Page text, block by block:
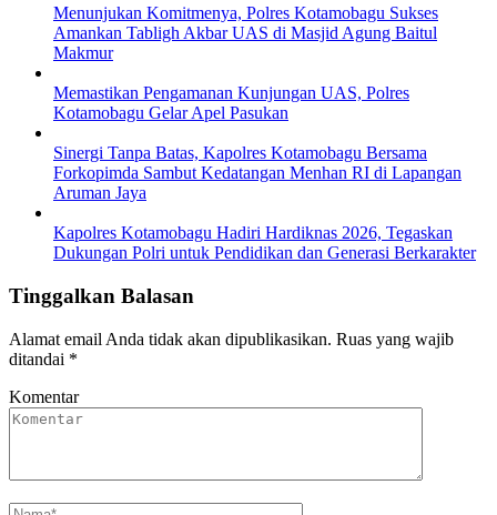
Menunjukan Komitmenya, Polres Kotamobagu Sukses
Amankan Tabligh Akbar UAS di Masjid Agung Baitul
Makmur
Memastikan Pengamanan Kunjungan UAS, Polres
Kotamobagu Gelar Apel Pasukan
Sinergi Tanpa Batas, Kapolres Kotamobagu Bersama
Forkopimda Sambut Kedatangan Menhan RI di Lapangan
Aruman Jaya
Kapolres Kotamobagu Hadiri Hardiknas 2026, Tegaskan
Dukungan Polri untuk Pendidikan dan Generasi Berkarakter
Tinggalkan Balasan
Alamat email Anda tidak akan dipublikasikan. Ruas yang wajib
ditandai *
Komentar